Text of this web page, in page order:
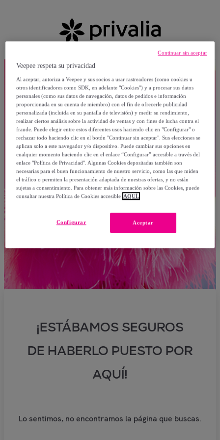
¡ESTÁBAMOS SEGUROS
DE HABERLO PUESTO POR
AQUÍ!
Lo sentimos, no encontramos la página que buscas.
Veepee respeta su privacidad
Al aceptar, autoriza a Veepee y sus socios a usar rastreadores (como cookies u
otros identificadores como SDK, en adelante "Cookies") y a procesar sus datos
personales (como sus datos de navegación, datos de pedidos e información
proporcionada en su cuenta de miembro) con el fin de ofrecerle publicidad
personalizada (incluida en su pantalla de televisión) y medir su rendimiento,
realizar ciertos análisis sobre la actividad de ventas y con fines de lucha contra el
fraude. Puede elegir entre estos diferentes usos haciendo clic en "Configurar" o
rechazar todo haciendo clic en el botón "Continuar sin aceptar". Sus elecciones se
aplican solo a este navegador y/o dispositivo. Puede cambiar sus opciones en
cualquier momento haciendo clic en el enlace “Configurar” accesible a través del
enlace "Política de Privacidad". Algunas Cookies depositadas también son
necesarias para el buen funcionamiento de nuestro servicio, como las que miden
el tráfico o permiten la presentación adaptada de nuestras ofertas, y no están
sujetas a consentimiento. Para obtener más información sobre las Cookies, puede
consultar nuestra Política de Cookies accesible AQUÍ.
Aceptar
Configurar
Continuar sin aceptar